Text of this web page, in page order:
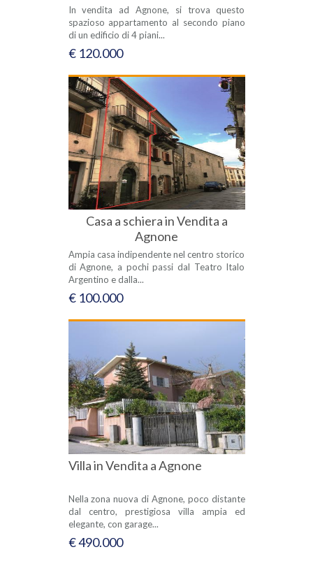
In vendita ad Agnone, si trova questo
spazioso appartamento al secondo piano
di un edificio di 4 piani...
€ 120.000
Casa a schiera in Vendita a
Agnone
Ampia casa indipendente nel centro storico
di Agnone, a pochi passi dal Teatro Italo
Argentino e dalla...
€ 100.000
Villa in Vendita a Agnone
Nella zona nuova di Agnone, poco distante
dal centro, prestigiosa villa ampia ed
elegante, con garage...
€ 490.000